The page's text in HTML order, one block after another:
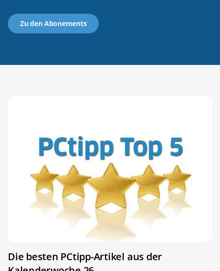
Zu den Abonements
Die besten PCtipp-Artikel aus der